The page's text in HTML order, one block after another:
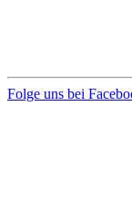
Folge uns bei